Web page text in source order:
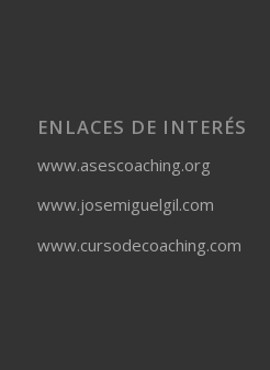
ENLACES DE INTERÉS
www.asescoaching.org
www.josemiguelgil.com
www.cursodecoaching.com